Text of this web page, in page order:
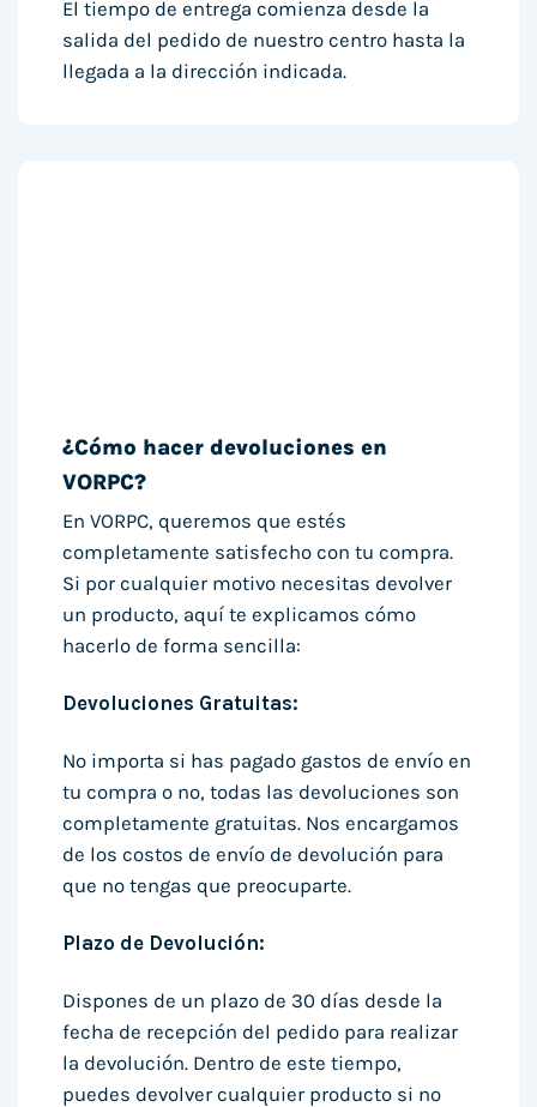
El tiempo de entrega comienza desde la
salida del pedido de nuestro centro hasta la
llegada a la dirección indicada.
¿Cómo hacer devoluciones en
VORPC?
En VORPC, queremos que estés
completamente satisfecho con tu compra.
Si por cualquier motivo necesitas devolver
un producto, aquí te explicamos cómo
hacerlo de forma sencilla:
Devoluciones Gratuitas:
No importa si has pagado gastos de envío en
tu compra o no, todas las devoluciones son
completamente gratuitas. Nos encargamos
de los costos de envío de devolución para
que no tengas que preocuparte.
Plazo de Devolución:
Dispones de un plazo de 30 días desde la
fecha de recepción del pedido para realizar
la devolución. Dentro de este tiempo,
puedes devolver cualquier producto si no